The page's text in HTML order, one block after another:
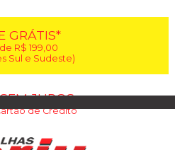
GRÁTIS*
R$ 199,00
Sul e Sudeste)
JUROS
de Crédito